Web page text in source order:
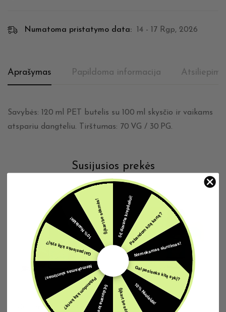
Numatoma pristatymo data: 14 - 17 Rgp, 2026
Aprašymas Papildoma informacija
Savybės: 120 ml PET butelis su 100 ml skysčio ir vaikams
atspariu dangteliu. Tirštumas: 70 VG / 30 PG.
Susijusios prekės
20MG E-SKYSČIAI
Carribean Crush 20mg 20MG E-SKYSČIAI
5€ dovana krepšeliui!Pabandom kitą kartą?
Nemokamas siuntimas!
Gal pasiseks kitą sykį?
10% Nuolaida!
Pabandom kitą kartą?
Nemokamas siuntimas!
Gal pasiseks kitą sykį?
10% Nuolaida!Šįkart be sėkmės!